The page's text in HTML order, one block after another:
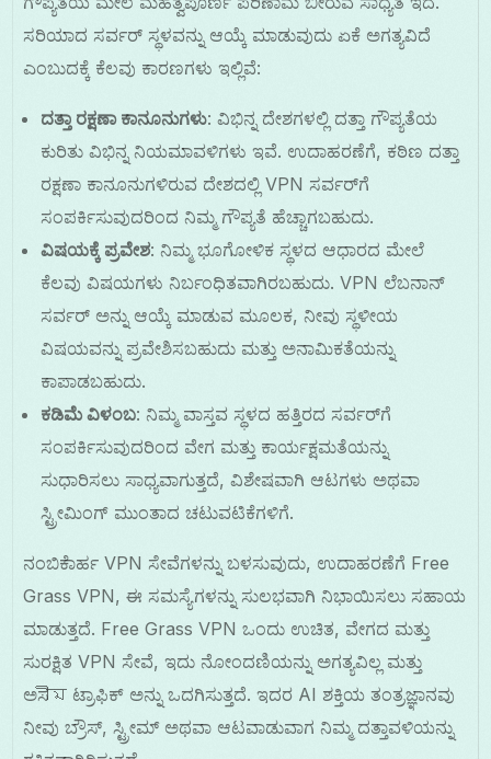
ಸರಿಯಾದ ಸರ್ವರ್ ಸ್ಥಳವನ್ನು ಆಯ್ಕೆ ಮಾಡುವುದು ಏಕೆ ಅಗತ್ಯವಿದೆ
ಎಂಬುದಕ್ಕೆ ಕೆಲವು ಕಾರಣಗಳು ಇಲ್ಲಿವೆ:
ದತ್ತಾ ರಕ್ಷಣಾ ಕಾನೂನುಗಳು: ವಿಭಿನ್ನ ದೇಶಗಳಲ್ಲಿ ದತ್ತಾ ಗೌಪ್ಯತೆಯ
ಕುರಿತು ವಿಭಿನ್ನ ನಿಯಮಾವಳಿಗಳು ಇವೆ. ಉದಾಹರಣೆಗೆ, ಕಠಿಣ ದತ್ತಾ
ರಕ್ಷಣಾ ಕಾನೂನುಗಳಿರುವ ದೇಶದಲ್ಲಿ VPN ಸರ್ವರ್‌ಗೆ
ಸಂಪರ್ಕಿಸುವುದರಿಂದ ನಿಮ್ಮ ಗೌಪ್ಯತೆ ಹೆಚ್ಚಾಗಬಹುದು.
ವಿಷಯಕ್ಕೆ ಪ್ರವೇಶ: ನಿಮ್ಮ ಭೂಗೋಳಿಕ ಸ್ಥಳದ ಆಧಾರದ ಮೇಲೆ
ಕೆಲವು ವಿಷಯಗಳು ನಿರ್ಬಂಧಿತವಾಗಿರಬಹುದು. VPN ಲೆಬನಾನ್
ಸರ್ವರ್ ಅನ್ನು ಆಯ್ಕೆ ಮಾಡುವ ಮೂಲಕ, ನೀವು ಸ್ಥಳೀಯ
ವಿಷಯವನ್ನು ಪ್ರವೇಶಿಸಬಹುದು ಮತ್ತು ಅನಾಮಿಕತೆಯನ್ನು
ಕಾಪಾಡಬಹುದು.
ಕಡಿಮೆ ವಿಳಂಬ: ನಿಮ್ಮ ವಾಸ್ತವ ಸ್ಥಳದ ಹತ್ತಿರದ ಸರ್ವರ್‌ಗೆ
ಸಂಪರ್ಕಿಸುವುದರಿಂದ ವೇಗ ಮತ್ತು ಕಾರ್ಯಕ್ಷಮತೆಯನ್ನು
ಸುಧಾರಿಸಲು ಸಾಧ್ಯವಾಗುತ್ತದೆ, ವಿಶೇಷವಾಗಿ ಆಟಗಳು ಅಥವಾ
ಸ್ಟ್ರೀಮಿಂಗ್ ಮುಂತಾದ ಚಟುವಟಿಕೆಗಳಿಗೆ.
ನಂಬಿಕೆಾರ್ಹ VPN ಸೇವೆಗಳನ್ನು ಬಳಸುವುದು, ಉದಾಹರಣೆಗೆ Free
Grass VPN, ಈ ಸಮಸ್ಯೆಗಳನ್ನು ಸುಲಭವಾಗಿ ನಿಭಾಯಿಸಲು ಸಹಾಯ
ಮಾಡುತ್ತದೆ. Free Grass VPN ಒಂದು ಉಚಿತ, ವೇಗದ ಮತ್ತು
ಸುರಕ್ಷಿತ VPN ಸೇವೆ, ಇದು ನೋಂದಣಿಯನ್ನು ಅಗತ್ಯವಿಲ್ಲ ಮತ್ತು
ಅಸীম ಟ್ರಾಫಿಕ್ ಅನ್ನು ಒದಗಿಸುತ್ತದೆ. ಇದರ AI ಶಕ್ತಿಯ ತಂತ್ರಜ್ಞಾನವು
ನೀವು ಬ್ರೌಸ್, ಸ್ಟ್ರೀಮ್ ಅಥವಾ ಆಟವಾಡುವಾಗ ನಿಮ್ಮ ದತ್ತಾವಳಿಯನ್ನು